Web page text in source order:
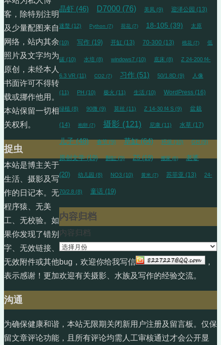
晶虾 (46) D7000 (76) 美凤 (9) 迎泽公园 (13)
迷螯 (12) Python (7) 荷花 (7) 18-105 (39) 太原
(10) 写作 (19) 开缸 (13) 70-300 (13) 桃花 (7) 低
碳 (10) 水培 (8) windows7 (10) 底床 (8) Z 24-200 f4-
6.3 VR (11) CO2 (7) 习作 (51) 50/1.8D (9) 人像
(11) PH (10) 极火 (11) 生活 (10) WordPress (16)
绿植 (8) 90微 (9) 莫丝 (11) Z 14-30 f4 S (9) 盆栽
(14) 抱卵 (7) 摄影 (121) 尼康 (11) 水草 (17)
儿子(48) 春节(9) 草缸(64) 环保(10) GH(9)
原创文学(19) 翻缸(9) Z5(19) 搬家(6) 老婆
(20) 幼儿园 (8) NO3 (10) 黄米 (7) 苏菲亚 (13) 24-
70/2.8 (8) 童话 (19)
内容归档
内容归档
客，除特别注明
及少量配图来自
网络，站内其余
照片及文字均为
原创，未经本人
书面许可不得转
载或挪作他用。
本站保留一切相
关权利。
捉虫
本站是博主关于
生活、摄影及写
作的日记本。无
程序猿、无美
工、无校验。如
果你发现了错别
字、无效链接、
无效附件或其他bug，欢迎你给我写信
，
表示感谢！更加欢迎有关摄影、水族及写作的经验交流。
沟通
为确保健康和谐，本站无限期关闭新用户注册及留言板。仅保
留文章评论功能，且所有评论均需人工审核通过才会公开显